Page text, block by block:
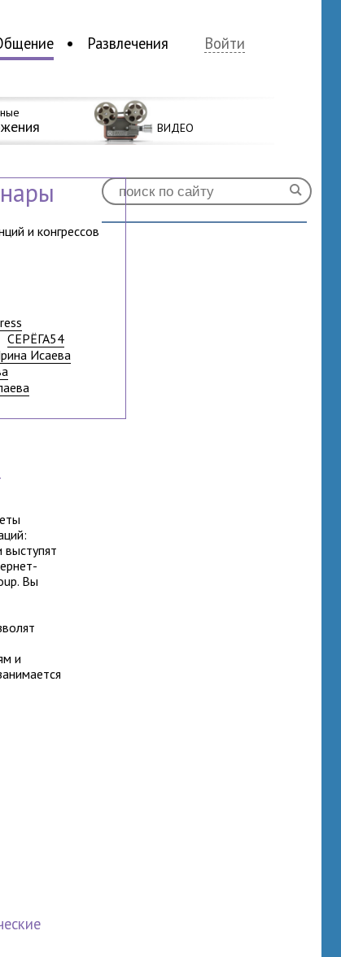
Развлечения Войти
ВИДЕО
и конгрессов
СЕРЁГА54
Исаева
Вы
и